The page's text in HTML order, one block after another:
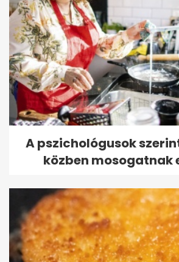
A pszichológusok
közben mosogatnak